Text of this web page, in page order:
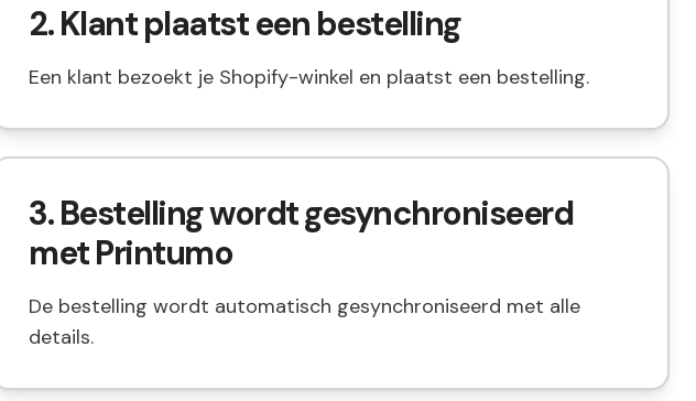
2. Klant plaatst een bestelling
Een klant bezoekt je Shopify-winkel en plaatst een bestelling.
3. Bestelling wordt gesynchroniseerd
met Printumo
De bestelling wordt automatisch gesynchroniseerd met alle
details.